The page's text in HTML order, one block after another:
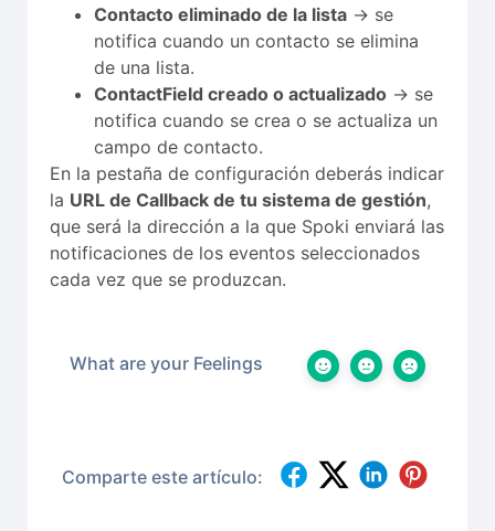
Contacto eliminado de la lista → se
notifica cuando un contacto se elimina
de una lista.
ContactField creado o actualizado → se
notifica cuando se crea o se actualiza un
campo de contacto.
En la pestaña de configuración deberás indicar
la URL de Callback de tu sistema de gestión,
que será la dirección a la que Spoki enviará las
notificaciones de los eventos seleccionados
cada vez que se produzcan.
What are your Feelings
Comparte este artículo: